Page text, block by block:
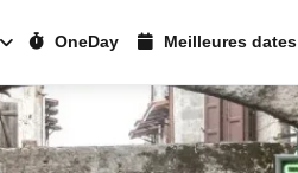
OneDay Meilleures dates